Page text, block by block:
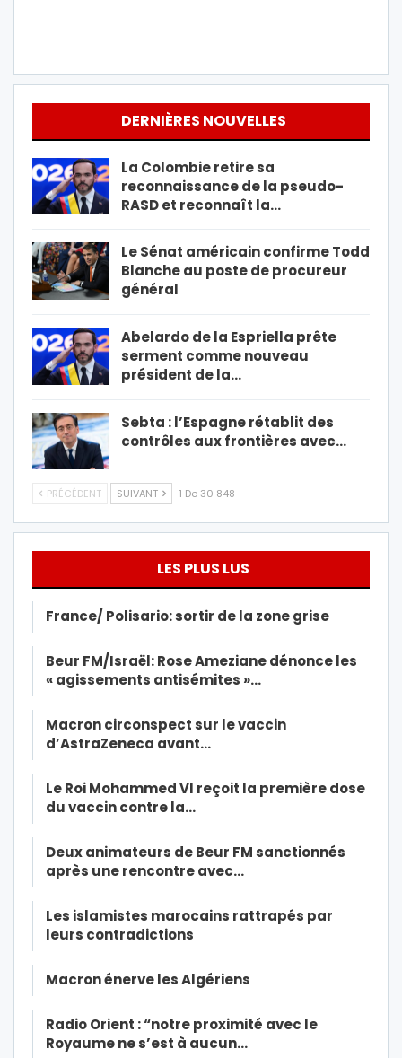
DERNIÈRES NOUVELLES
La Colombie retire sa
reconnaissance de la pseudo-
RASD et reconnaît la…
Le Sénat américain confirme Todd
Blanche au poste de procureur
général
Abelardo de la Espriella prête
serment comme nouveau
président de la…
Sebta : l’Espagne rétablit des
contrôles aux frontières avec…
PRÉCÉDENT SUIVANT 1 De 30 848
LES PLUS LUS
France/ Polisario: sortir de la zone grise
Beur FM/Israël: Rose Ameziane dénonce les
« agissements antisémites »…
Macron circonspect sur le vaccin
d’AstraZeneca avant…
Le Roi Mohammed VI reçoit la première dose
du vaccin contre la…
Deux animateurs de Beur FM sanctionnés
après une rencontre avec…
Les islamistes marocains rattrapés par
leurs contradictions
Macron énerve les Algériens
Radio Orient : “notre proximité avec le
Royaume ne s’est à aucun…